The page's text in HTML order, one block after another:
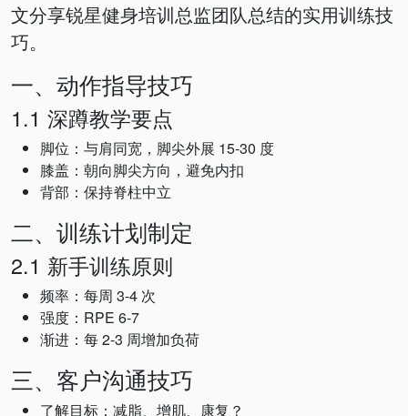
文分享锐星健身培训总监团队总结的实用训练技
巧。
一、动作指导技巧
1.1 深蹲教学要点
脚位：与肩同宽，脚尖外展 15-30 度
膝盖：朝向脚尖方向，避免内扣
背部：保持脊柱中立
二、训练计划制定
2.1 新手训练原则
频率：每周 3-4 次
强度：RPE 6-7
渐进：每 2-3 周增加负荷
三、客户沟通技巧
了解目标：减脂、增肌、康复？